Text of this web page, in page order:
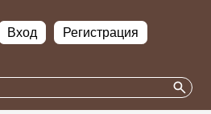
Вход Регистрация